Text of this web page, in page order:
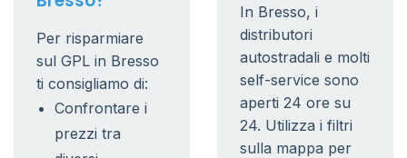
Per risparmiare
sul GPL in Bresso
ti consigliamo di:
Confrontare i
prezzi tra
In Bresso, i
distributori
autostradali e molti
self-service sono
aperti 24 ore su
24. Utilizza i filtri
sulla mappa per